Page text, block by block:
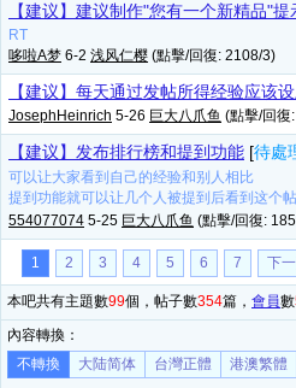
【建议】建议制作"您有一个新精品"提
RT
哆啦A梦 6-2 浅风仁樱 (點擊/回復: 2108/3)
【建议】每天通过发帖所得经验应该设
JosephHeinrich 5-26 巨大八爪鱼 (點擊/回復
【建议】发布排行榜和提到功能 [待處
可以让大家看到自己的经验和别人相比
提到功能就可以让几个人被提到后看到这个
554077074 5-25 巨大八爪鱼 (點擊/回復:
1 2 3 4 5 6 7 下
本吧共有主題數99個，帖子數354篇， 會員數
內容轉換：
不轉換
大陆简体 台灣正體 港澳繁體